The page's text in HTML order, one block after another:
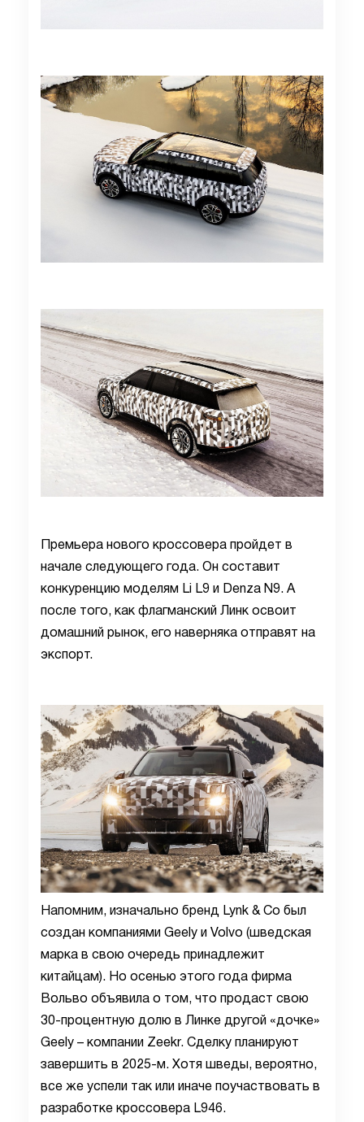
Премьера нового кроссовера пройдет в
начале следующего года. Он составит
конкуренцию моделям Li L9 и Denza N9. А
после того, как флагманский Линк освоит
домашний рынок, его наверняка отправят на
экспорт.
Напомним, изначально бренд Lynk & Co был
создан компаниями Geely и Volvo (шведская
марка в свою очередь принадлежит
китайцам). Но осенью этого года фирма
Вольво объявила о том, что продаст свою
30-процентную долю в Линке другой «дочке»
Geely – компании Zeekr. Сделку планируют
завершить в 2025-м. Хотя шведы, вероятно,
все же успели так или иначе поучаствовать в
разработке кроссовера L946.